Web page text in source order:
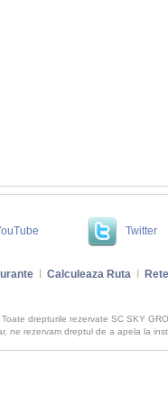
Twitter
I Calculeaza RutaI
drepturile rezervate SC SKY
ne rezervam dreptul de a apela la